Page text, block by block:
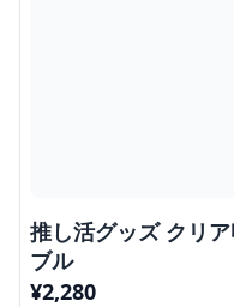
推し活グッズ クリ
ブル
¥2,280